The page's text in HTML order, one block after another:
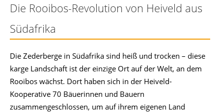
Die Rooibos-Revolution von Heiveld aus
Südafrika
Die Zederberge in Südafrika sind heiß und trocken – diese
karge Landschaft ist der einzige Ort auf der Welt, an dem
Rooibos wächst. Dort haben sich in der Heiveld-
Kooperative 70 Bäuerinnen und Bauern
zusammengeschlossen, um auf ihrem eigenen Land